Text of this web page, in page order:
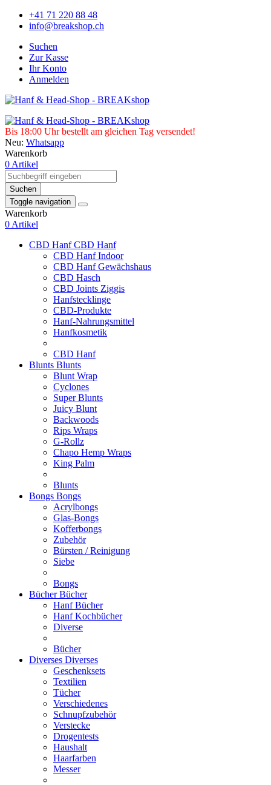
+41 71 220 88 48
info@breakshop.ch
Suchen
Zur Kasse
Ihr Konto
Anmelden
Bis 18:00 Uhr bestellt am gleichen Tag versendet!
Neu: Whatsapp
Warenkorb
0 Artikel
Suchen
Toggle navigation
Warenkorb
0 Artikel
CBD HanfCBD Hanf
CBD Hanf Indoor
CBD Hanf Gewächshaus
CBD Hasch
CBD Joints Ziggis
Hanfstecklinge
CBD-Produkte
Hanf-Nahrungsmittel
Hanfkosmetik
CBD Hanf
Blunts Blunts
Blunt Wrap
Cyclones
Super Blunts
Juicy Blunt
Backwoods
Rips Wraps
G-Rollz
Chapo Hemp Wraps
King Palm
Blunts
Bongs Bongs
Acrylbongs
Glas-Bongs
Kofferbongs
Zubehör
Bürsten / Reinigung
Siebe
Bongs
BücherBücher
Hanf Bücher
Hanf Kochbücher
Diverse
Bücher
Diverses Diverses
Geschenksets
Textilien
Tücher
Verschiedenes
Schnupfzubehör
Verstecke
Drogentests
Haushalt
Haarfarben
Messer